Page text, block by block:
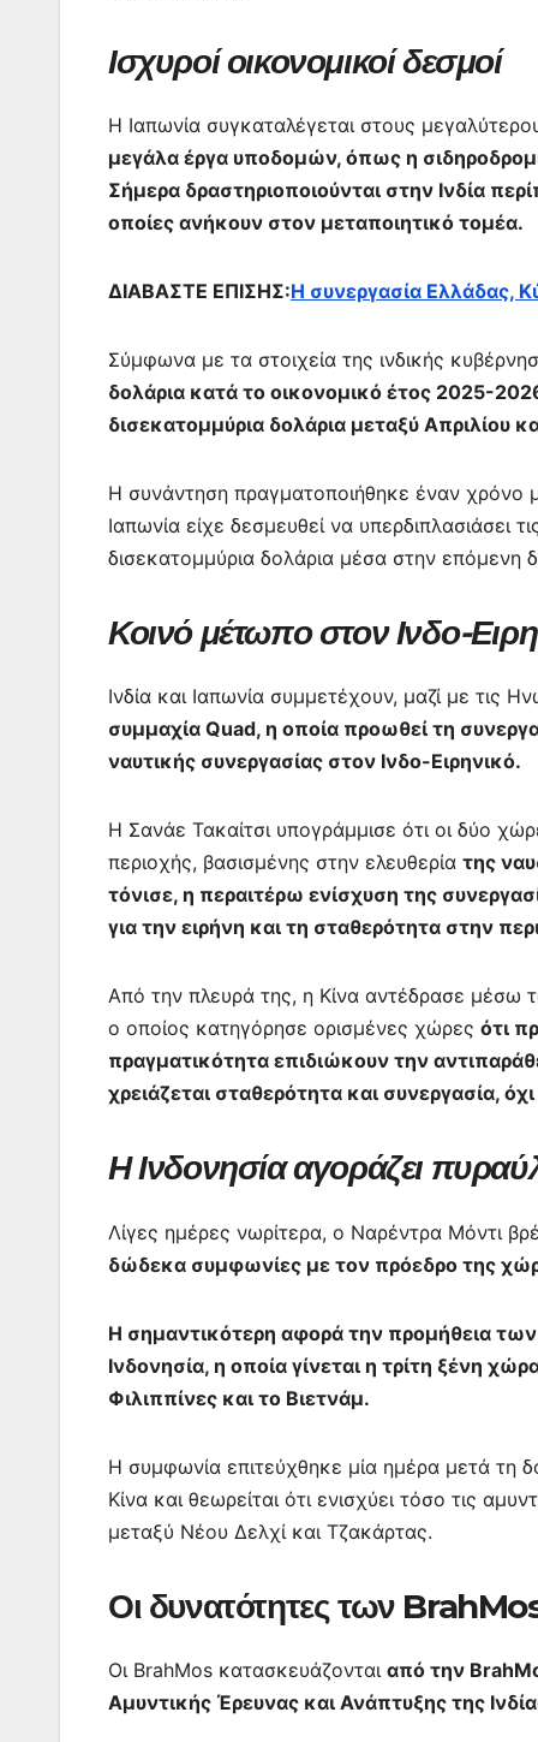
Ισχυροί οικονομικοί δεσμοί
Η Ιαπωνία συγκαταλέγεται στους
μεγάλα έργα υποδομών, όπως η
Σήμερα δραστηριοποιούνται στην Ινδία
οποίες ανήκουν στον μεταποιητικό τομέα.
ΔΙΑΒΑΣΤΕ ΕΠΙΣΗΣ:Η συνεργασία Ελλάδας,
Σύμφωνα με τα στοιχεία της ινδικής
δολάρια κατά το οικονομικό έτος 2025-
δισεκατομμύρια δολάρια μεταξύ Απριλίου
Η συνάντηση πραγματοποιήθηκε έναν χρόνο
Ιαπωνία είχε δεσμευθεί να υπερδιπλασιάσει
δισεκατομμύρια δολάρια μέσα στην επόμενη
Κοινό μέτωπο στον Ινδο-
Ινδία και Ιαπωνία συμμετέχουν, μαζί με τις
συμμαχία Quad, η οποία προωθεί τη
ναυτικής συνεργασίας στον Ινδο-Ειρηνικό.
Η Σανάε Τακαίτσι υπογράμμισε ότι οι δύο
περιοχής, βασισμένης στην ελευθερία της
τόνισε, η περαιτέρω ενίσχυση της
για την ειρήνη και τη σταθερότητα στην
Από την πλευρά της, η Κίνα αντέδρασε μέσω
ο οποίος κατηγόρησε ορισμένες χώρες ότι
πραγματικότητα επιδιώκουν την
χρειάζεται σταθερότητα και συνεργασία,
Η Ινδονησία αγοράζει
Λίγες ημέρες νωρίτερα, ο Ναρέντρα Μόντι
δώδεκα συμφωνίες με τον πρόεδρο της
Η σημαντικότερη αφορά την προμήθεια
Ινδονησία, η οποία γίνεται η τρίτη ξένη
Φιλιππίνες και το Βιετνάμ.
Η συμφωνία επιτεύχθηκε μία ημέρα μετά τη
Κίνα και θεωρείται ότι ενισχύει τόσο τις
μεταξύ Νέου Δελχί και Τζακάρτας.
Οι δυνατότητες των
Οι BrahMos κατασκευάζονται από την
Αμυντικής Έρευνας και Ανάπτυξης της